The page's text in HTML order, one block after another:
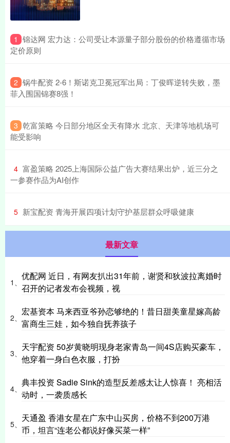
1 ​锦达网 宏力达：公司受让本源量子部分股份的价格遵循市场
定价原则
2 ​锅牛配资 2-6！斯诺克卫冕冠军出局：丁俊晖逆转失败，墨
菲入围国锦赛8强！
3 ​乾富策略 今日部分地区全天有降水 北京、天津等地机场可
能受影响
4 ​富盈策略 2025上海国际公益广告大赛结果出炉，近三分之
一参赛作品为AI创作
5 ​新宝配资 青海开展四项计划守护基层群众呼吸健康
最新文章
1、
优配网 近日，有网友扒出31年前，谢贤和狄波拉离婚时
召开的记者发布会视频，视
2、
宏基资本 马来西亚爷孙恋够绝的！昔日甜美童星嫁高龄
富商生三娃，如今独自抚养孩子
3、
天宇配资 50岁黄晓明现身老家青岛一间4S店购买豪车，
他穿着一身白色衣服，打扮
4、
典丰投资 Sadie Sink的造型反差感太让人惊喜！ 亮相活
动时，一袭质感长
5、
天通盈 香港女星在广东中山买房，价格不到200万港
币，坦言“连老公都说好像买菜一样”